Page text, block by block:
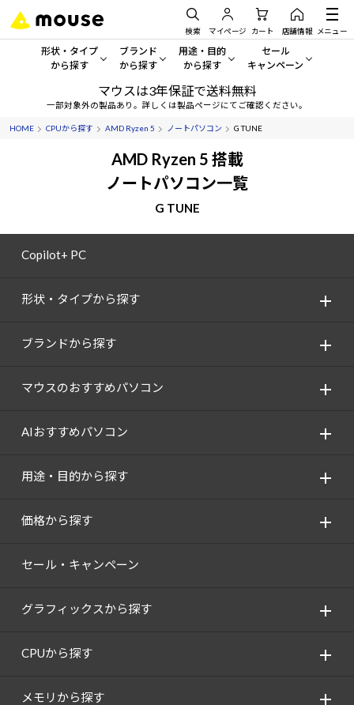
検索 マイページ カート 店舗情報 メニュー
形状・タイプ
から探す
形状・タイプから探す をすべてみる
デスクトップPC
サーバー
ブランド
から探す
mouse
G TUNE
NEXTGEAR
用途・目的
から探す
一般向けパソコン
ゲーミングPC・ゲーム向けパソコン
クリエイティブ向け
ビジネス向けパソコン
セール
キャンペーン
セール・キャンペー
期間限定セール
マウスは3年保証で送料無料
一部対象外の製品あり。詳しくは製品ページにてご確認ください。
HOME CPUから探す AMD Ryzen 5 ノートパソコン G TUNE
AMD Ryzen 5 搭載
ノートパソコン一覧
G TUNE
Copilot+ PC
形状・タイプから探す
ブランドから探す
マウスのおすすめパソコン
AIおすすめパソコン
用途・目的から探す
価格から探す
セール・キャンペーン
グラフィックスから探す
CPUから探す
メモリから探す